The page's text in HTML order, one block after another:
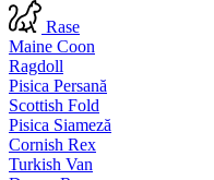
Rase
Maine Coon
Ragdoll
Pisica Persană
Scottish Fold
Pisica Siameză
Cornish Rex
Turkish Van